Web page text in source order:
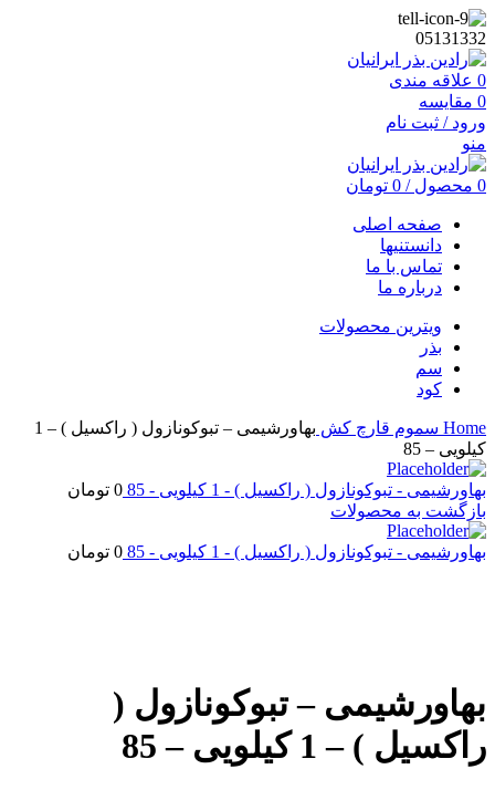
05131332
0 علاقه مندی
0 مقایسه
ورود / ثبت نام
منو
0 محصول /
0 تومان
صفحه اصلی
دانستنیها
تماس با ما
درباره ما
ویترین محصولات
بذر
سم
کود
Home سموم قارچ کش
بهاورشیمی – تبوکونازول ( راکسیل ) – 1
کیلویی – 85
بهاورشیمی - تبوکونازول ( راکسیل ) - 1 کیلویی - 85 0 تومان
بازگشت به محصولات
بهاورشیمی - تبوکونازول ( راکسیل ) - 1 کیلویی - 85 0 تومان
بهاورشیمی – تبوکونازول (
راکسیل ) – 1 کیلویی – 85